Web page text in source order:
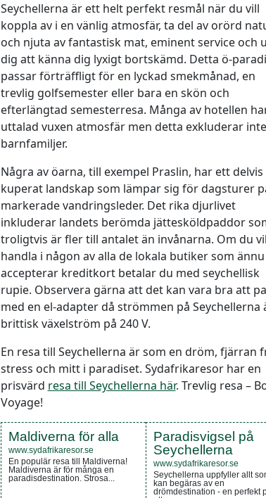
Seychellerna är ett helt perfekt resmål när du vill
koppla av i en vänlig atmosfär, ta del av orörd
och njuta av fantastisk mat, eminent service och
dig att känna dig lyxigt bortskämd. Detta ö-
passar förträffligt för en lyckad smekmånad, en
trevlig golfsemester eller bara en skön och
efterlängtad semesterresa. Många av hotellen
uttalad vuxen atmosfär men detta exkluderar inte
barnfamiljer.
Några av öarna, till exempel Praslin, har ett delvis
kuperat landskap som lämpar sig för dagsturer
markerade vandringsleder. Det rika djurlivet
inkluderar landets berömda jättesköldpaddor
troligtvis är fler till antalet än invånarna. Om du
handla i någon av alla de lokala butiker som
accepterar kreditkort betalar du med seychellisk
rupie. Observera gärna att det kan vara bra att
med en el-adapter då strömmen på Seychellerna
brittisk växelström på 240 V.
En resa till Seychellerna är som en dröm, fjärran
stress och mitt i paradiset. Sydafrikaresor har en
prisvärd resa till Seychellerna här. Trevlig resa –
Voyage!
Maldiverna för alla
www.sydafrikaresor.se
En populär resa till Maldiverna!
Maldiverna är för många en
paradisdestination. Strosa...
Paradisvigsel på
Seychellerna
www.sydafrikaresor.se
Seychellerna uppfyller allt
kan begäras av en
drömdestination - en perfekt